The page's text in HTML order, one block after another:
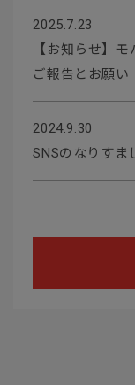
2025.7.23
【お知らせ】
ご報告とお願い
2024.9.30
SNSのなりすま